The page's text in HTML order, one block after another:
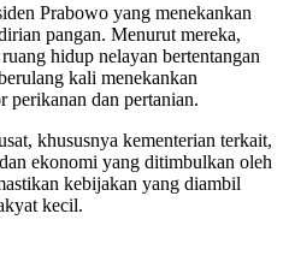
Prabowo yang menekankan
pangan. Menurut mereka,
hidup nelayan bertentangan
kali menekankan
perikanan dan pertanian.
khususnya kementerian terkait,
ekonomi yang ditimbulkan oleh
kebijakan yang diambil
kecil.